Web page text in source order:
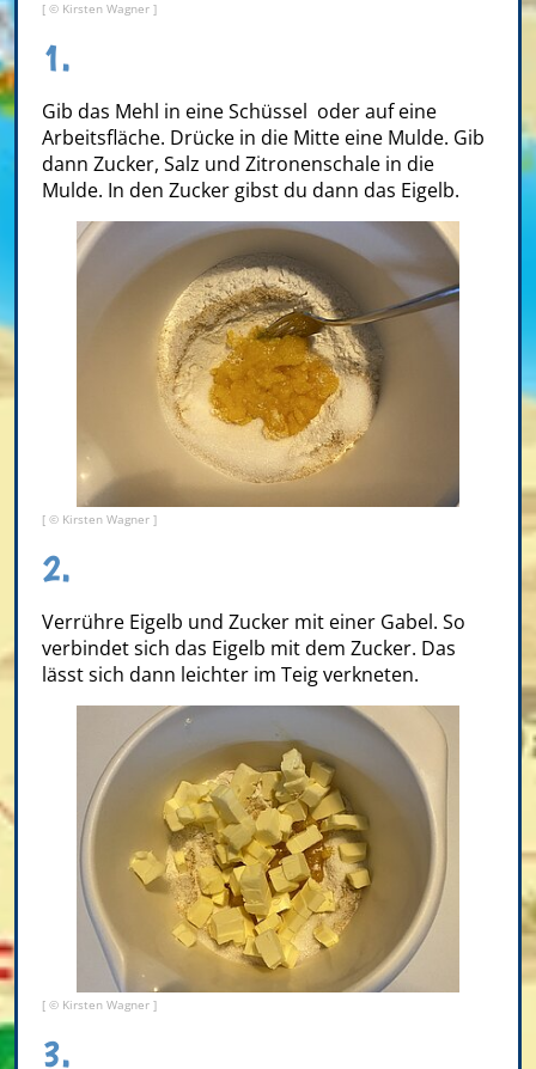
[ © Kirsten Wagner ]
1.
Gib das Mehl in eine Schüssel oder auf eine
Arbeitsfläche. Drücke in die Mitte eine Mulde. Gib
dann Zucker, Salz und Zitronenschale in die
Mulde. In den Zucker gibst du dann das Eigelb.
[ © Kirsten Wagner ]
2.
Verrühre Eigelb und Zucker mit einer Gabel. So
verbindet sich das Eigelb mit dem Zucker. Das
lässt sich dann leichter im Teig verkneten.
[ © Kirsten Wagner ]
3.